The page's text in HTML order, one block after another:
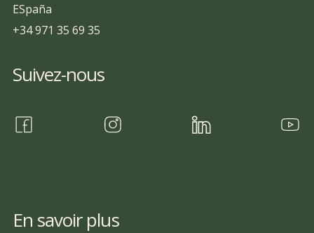
ESpaña
+34 971 35 69 35
Suivez-nous
En savoir plus